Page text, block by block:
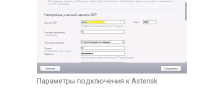
Параметры подключения к Asterisk